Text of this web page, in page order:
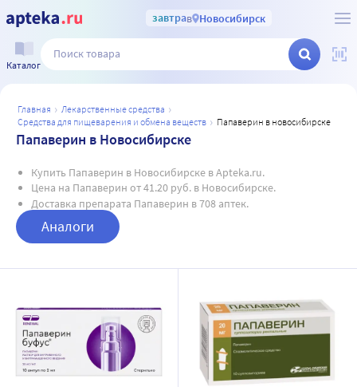
завтрав Новосибирск
Каталог
главная
лекарственные средства
средства для пищеварения и обмена веществ
папаверин в новосибирске
Папаверин в Новосибирске
Купить Папаверин в Новосибирске в Apteka.ru.
Цена на Папаверин от 41.20 руб. в Новосибирске.
Доставка препарата Папаверин в 708 аптек.
Аналоги